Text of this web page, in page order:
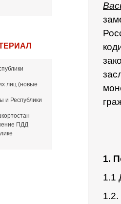
лиц (новые
и Республики
ПДД
1.
1.1